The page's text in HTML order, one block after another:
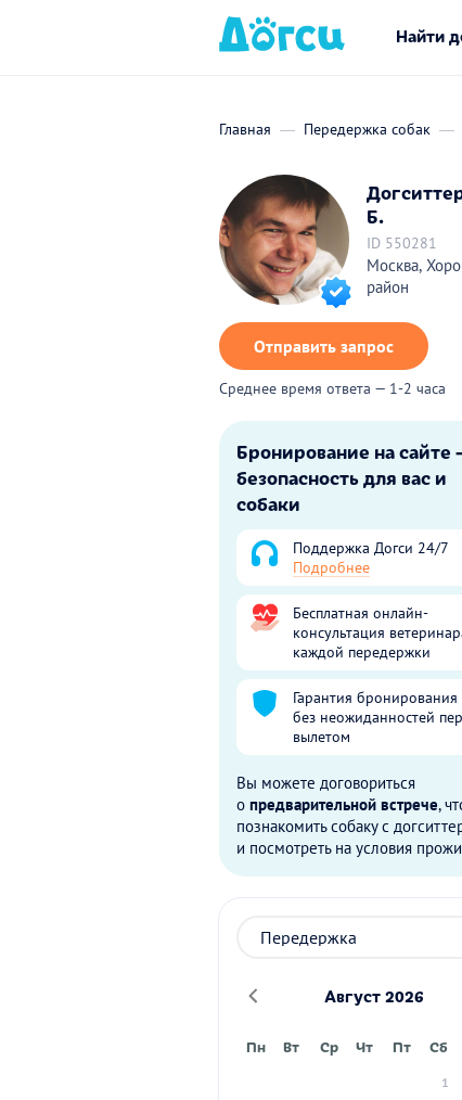
Найти
Главная Передержка собак
Б.
ID 550281
Москва,
район
Отправить запрос
Среднее время ответа — 1-2 часа
Бронирование на
безопасность для вас и
собаки
Поддержка Догси 24/7
Подробнее
Бесплатная онлайн-
консультация
каждой передержки
Гарантия
без неожиданностей
вылетом
Вы можете договориться
о предварительной встрече,
познакомить собаку с
и посмотреть на условия
Август 2026
Пн Вт Ср Чт Пт Сб
1